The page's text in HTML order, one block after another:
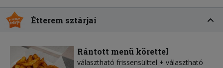
Étterem sztárjai
Rántott menü körettel
választható frissensülttel + választható